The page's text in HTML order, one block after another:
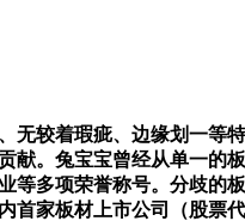
无较着瑕疵、边缘划一等特
献。兔宝宝曾经从单一的
等多项荣誉称号。分歧
首家板材上市公司（股票